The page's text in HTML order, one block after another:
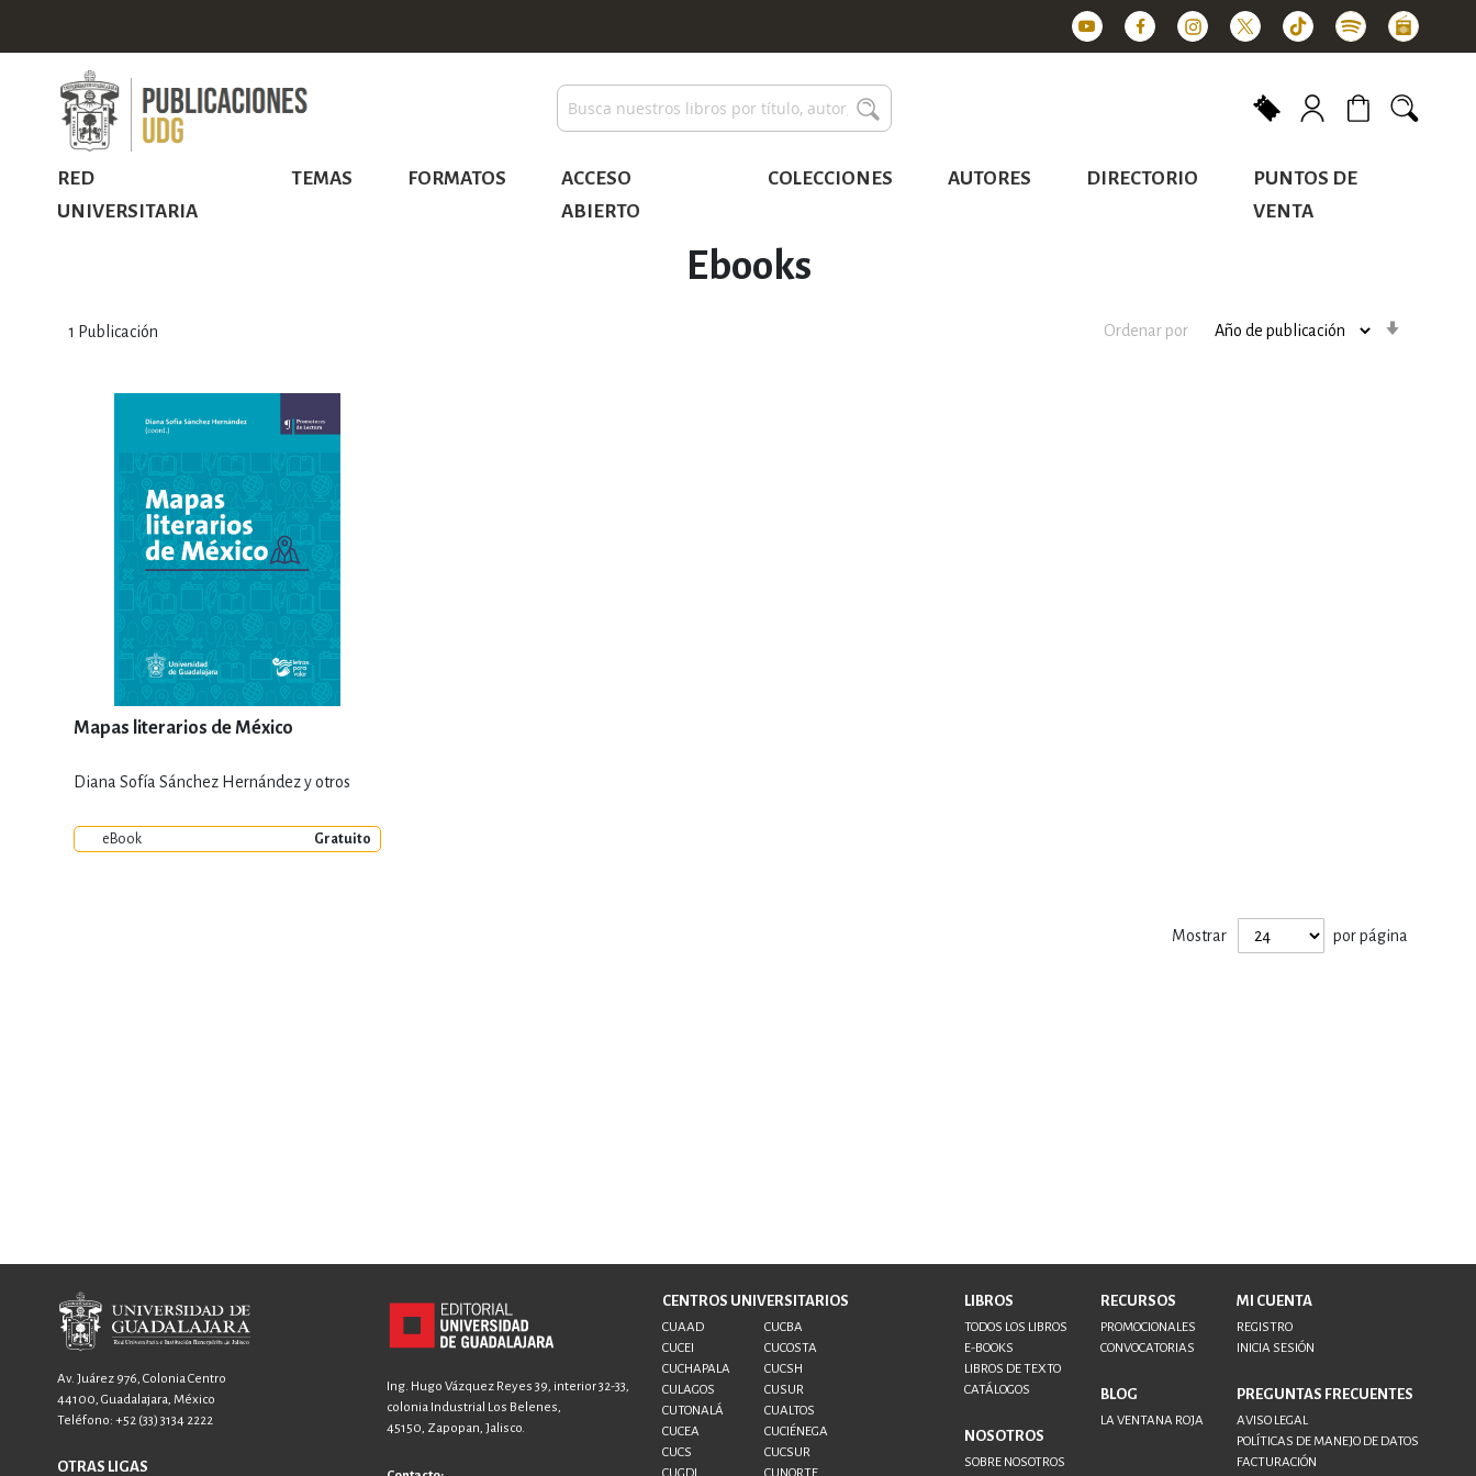
Buscar
RED
UNIVERSITARIA
TEMAS FORMATOS
ACCESO
ABIERTO
COLECCIONES AUTORES DIRECTORIO
PUNTOS DE
VENTA
Ebooks
1 Publicación Ordenar por
Mapas literarios de México
Diana Sofía Sánchez Hernández y otros
eBook Gratuito
Mostrar por página
Av. Juárez 976, Colonia Centro
44100, Guadalajara, México
Teléfono: +52 (33) 3134 2222
OTRAS LIGAS
Ing. Hugo Vázquez Reyes 39, interior 32-33,
colonia Industrial Los Belenes,
45150, Zapopan, Jalisco.
CENTROS UNIVERSITARIOS
CUAAD
CUCBA
CUCEI
CUCOSTA
CUCHAPALA
CUCSH
CULAGOS
CUSUR
CUTONALÁ
CUALTOS
CUCEA
CUCIÉNEGA
CUCS
CUCSUR
LIBROS
TODOS LOS LIBROS
E-BOOKS
LIBROS DE TEXTO
CATÁLOGOS
NOSOTROS
SOBRE NOSOTROS
RECURSOS
PROMOCIONALES
CONVOCATORIAS
BLOG
LA VENTANA ROJA
MI CUENTA
REGISTRO
INICIA SESIÓN
PREGUNTAS FRECUENTES
AVISO LEGAL
POLÍTICAS DE MANEJO DE DATOS
FACTURACIÓN